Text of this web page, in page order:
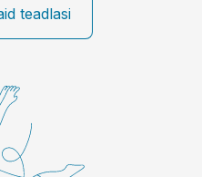
teadlasi